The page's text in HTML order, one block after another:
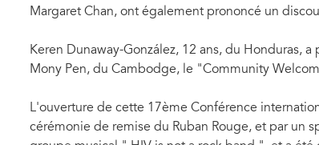
Margaret Chan, ont également prononcé un
Keren Dunaway-González, 12 ans, du Honduras,
Mony Pen, du Cambodge, le "Community
L'ouverture de cette 17ème Conférence
cérémonie de remise du Ruban Rouge, et par un